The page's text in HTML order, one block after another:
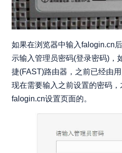
如果在浏览器中输入falogin.cn
示输入管理员密码(登录密码)，
捷(FAST)路由器，之前已经由
现在需要输入之前设置的密码，
falogin.cn设置页面的。